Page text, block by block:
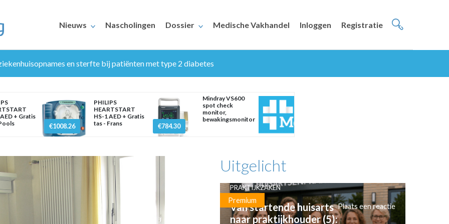
Nieuws Nascholingen Dossier Medische Vakhandel Inloggen Registratie
en sterfte bij patiënten met type 2 diabetes
+ Gratis
€1008.26
PHILIPS
HEARTSTART
HS-1 AED + Gratis
tas - Frans
€784.30
Mindray VS600
spot check
monitor,
bewakingsmonitor
Uitgelicht
Premium
PRAKTIJKZAKEN
Van startende huisarts
naar praktijkhouder (5):
Plaats een reactie